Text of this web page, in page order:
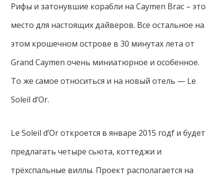
Рифы и затонувшие корабли на Caymen Brac – это
место для настоящих дайверов. Все остальное на
этом крошечном острове в 30 минутах лета от
Grand Caymen очень миниатюрное и особенное.
То же самое относиться и на новый отель — Le
Soleil d’Or.
Le Soleil d’Or откроется в январе 2015 годf и будет
предлагать четыре сьюта, коттеджи и
трёхспальные виллы. Проект располагается на